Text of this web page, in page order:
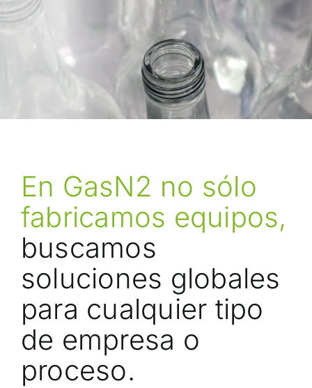
En GasN2 no sólo
fabricamos equipos,
buscamos
soluciones globales
para cualquier tipo
de empresa o
proceso.